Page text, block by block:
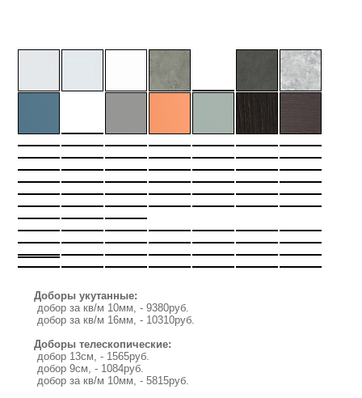
Доборы укутанные:
добор за кв/м 10мм, - 9380руб.
добор за кв/м 16мм, - 10310руб.
Доборы телескопические:
добор 13см, - 1565руб.
добор 9см, - 1084руб.
добор за кв/м 10мм, - 5815руб.